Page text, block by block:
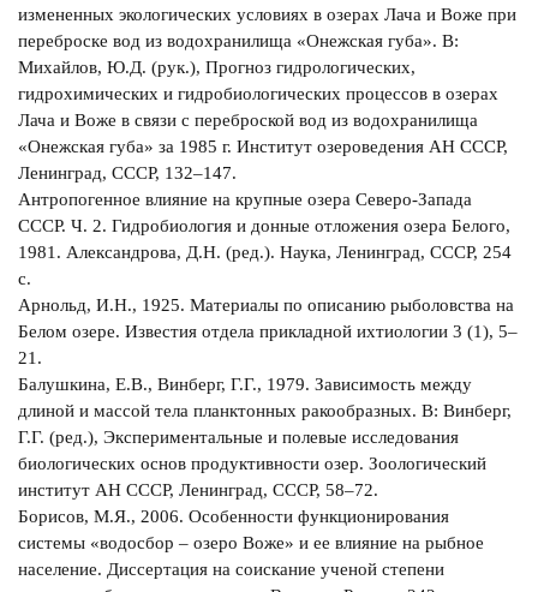
измененных экологических условиях в озерах Лача и Воже при
переброске вод из водохранилища «Онежская губа». В:
Михайлов, Ю.Д. (рук.), Прогноз гидрологических,
гидрохимических и гидробиологических процессов в озерах
Лача и Воже в связи с переброской вод из водохранилища
«Онежская губа» за 1985 г. Институт озероведения АН СССР,
Ленинград, СССР, 132–147.
Антропогенное влияние на крупные озера Северо-Запада
СССР. Ч. 2. Гидробиология и донные отложения озера Белого,
1981. Александрова, Д.Н. (ред.). Наука, Ленинград, СССР, 254
с.
Арнольд, И.Н., 1925. Материалы по описанию рыболовства на
Белом озере. Известия отдела прикладной ихтиологии 3 (1), 5–
21.
Балушкина, Е.В., Винберг, Г.Г., 1979. Зависимость между
длиной и массой тела планктонных ракообразных. В: Винберг,
Г.Г. (ред.), Экспериментальные и полевые исследования
биологических основ продуктивности озер. Зоологический
институт АН СССР, Ленинград, СССР, 58–72.
Борисов, М.Я., 2006. Особенности функционирования
системы «водосбор – озеро Воже» и ее влияние на рыбное
население. Диссертация на соискание ученой степени